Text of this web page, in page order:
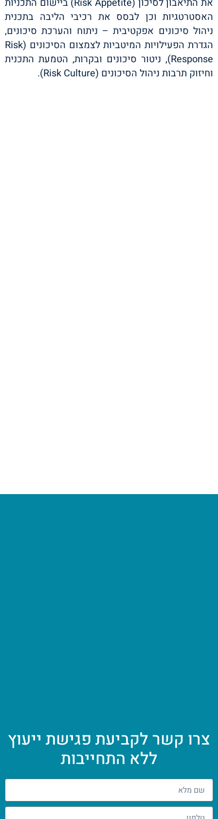
האסטרטגיות וכן לבסס את רכיבי הליבה בתכנית
ניהול סיכונים אפקטיבית – ניתוח והערכת סיכונים,
הגדרת הפעילויות המיטביות לצמצום הסיכונים (Risk
Response), ניטור סיכונים ובקרות, הטמעת התכנית
וחיזוק תרבות ניהול הסיכונים (Risk Culture).​
צרו קשר לקביעת פגישת ייעוץ
ללא התחייבות